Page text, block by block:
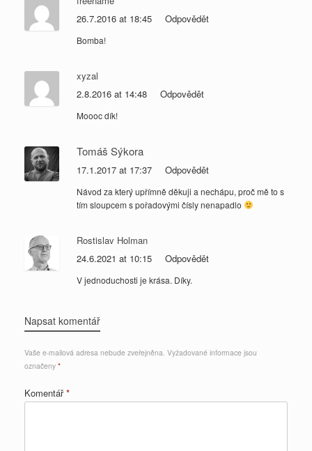
26.7.2016 at 18:45
Odpovědět
Bomba!
xyzal
2.8.2016 at 14:48
Odpovědět
Moooc dík!
Tomáš Sýkora
17.1.2017 at 17:37 Odpovědět
Návod za který upřímně děkuji a nechápu, proč mě to s
tím sloupcem s pořadovými čísly nenapadlo
Rostislav Holman
24.6.2021 at 10:15
Odpovědět
V jednoduchosti je krása. Díky.
Napsat komentář
Vaše e-mailová adresa nebude zveřejněna. Vyžadované informace jsou
označeny *
Komentář*